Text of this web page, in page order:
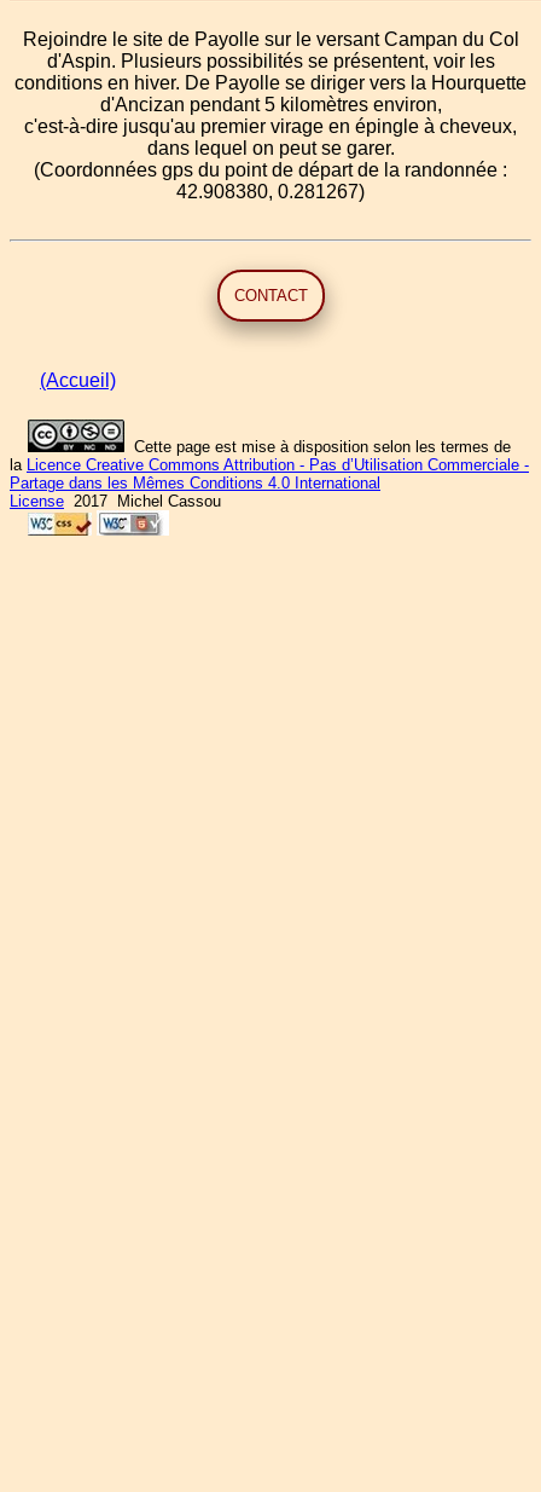
Rejoindre le site de Payolle sur le versant Campan du Col
d'Aspin. Plusieurs possibilités se présentent, voir les
conditions en hiver. De Payolle se diriger vers la Hourquette
d'Ancizan pendant 5 kilomètres environ,
c'est-à-dire jusqu'au premier virage en épingle à cheveux,
dans lequel on peut se garer.
(Coordonnées gps du point de départ de la randonnée :
42.908380, 0.281267)
CONTACT
(Accueil)
Cette page est mise à disposition selon les termes de
la Licence Creative Commons Attribution - Pas d’Utilisation Commerciale -
Partage dans les Mêmes Conditions 4.0 International
License 2017 Michel Cassou